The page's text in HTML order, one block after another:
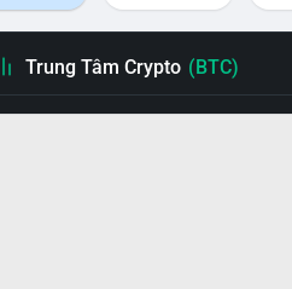
Trung Tâm Crypto (BTC)